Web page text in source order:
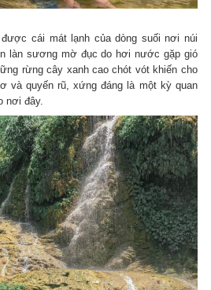
cái mát lạnh của dòng suối nơi núi
làn sương mờ đục do hơi nước gặp gió
rừng cây xanh cao chót vót khiến cho
và quyến rũ, xứng đáng là một kỳ quan
nơi đây.